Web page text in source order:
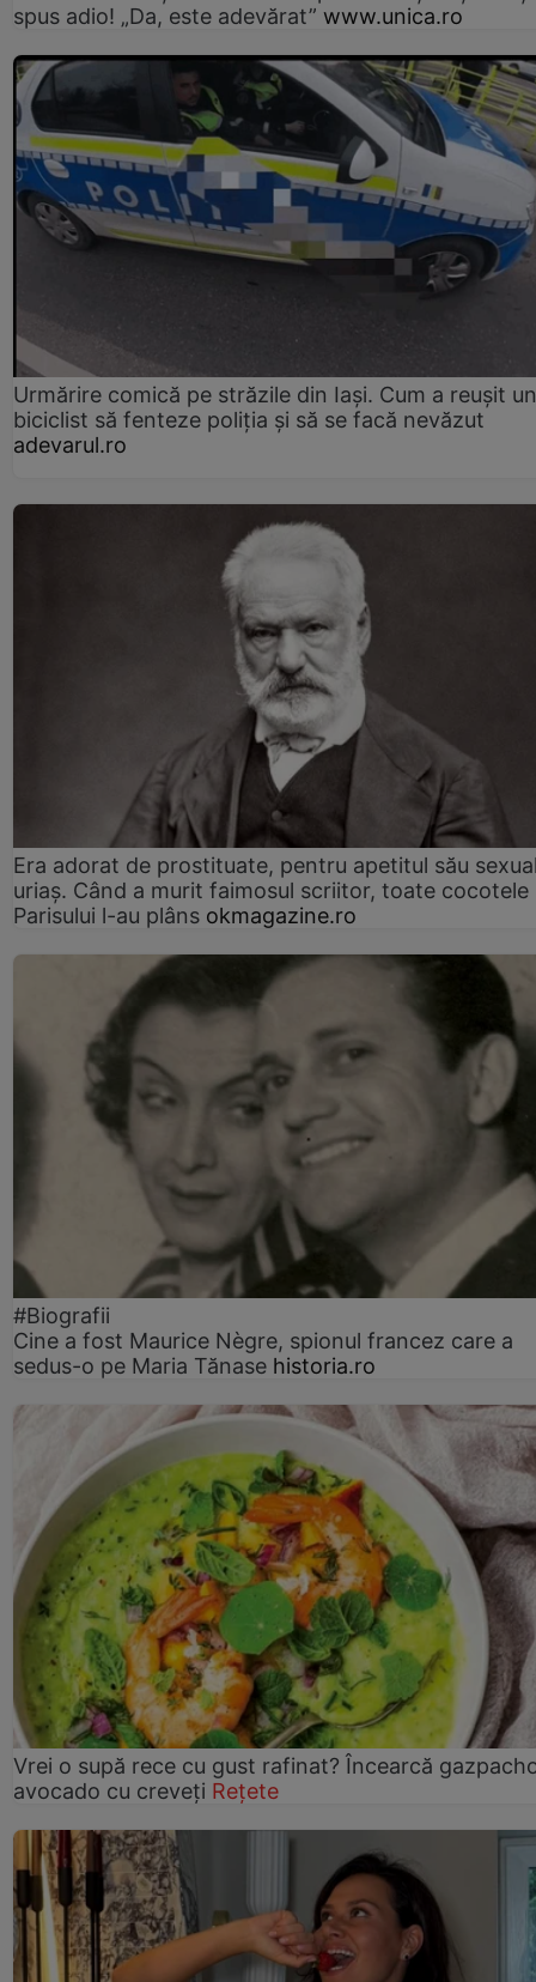
spus adio! „Da, este adevărat” www.unica.ro
Urmărire comică pe străzile din Iași. Cum a reușit un
biciclist să fenteze poliția și să se facă nevăzut
adevarul.ro
Era adorat de prostituate, pentru apetitul său
uriaș. Când a murit faimosul scriitor, toate cocotele
Parisului l-au plâns okmagazine.ro
#Biografii
Cine a fost Maurice Nègre, spionul francez care a
sedus-o pe Maria Tănase historia.ro
Vrei o supă rece cu gust rafinat? Încearcă
avocado cu creveți Rețete